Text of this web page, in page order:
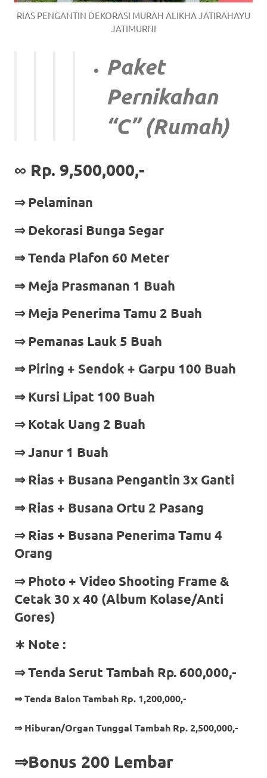
RIAS PENGANTIN DEKORASI MURAH ALIKHA JATIRAHAYU
JATIMURNI
Paket
Pernikahan
“C” (Rumah)
∞ Rp. 9,500,000,-
⇒ Pelaminan
⇒ Dekorasi Bunga Segar
⇒ Tenda Plafon 60 Meter
⇒ Meja Prasmanan 1 Buah
⇒ Meja Penerima Tamu 2 Buah
⇒ Pemanas Lauk 5 Buah
⇒ Piring + Sendok + Garpu 100 Buah
⇒ Kursi Lipat 100 Buah
⇒ Kotak Uang 2 Buah
⇒ Janur 1 Buah
⇒ Rias + Busana Pengantin 3x Ganti
⇒ Rias + Busana Ortu 2 Pasang
⇒ Rias + Busana Penerima Tamu 4
Orang
⇒Photo + Video Shooting Frame &
Cetak 30 x 40 (Album Kolase/Anti
Gores)
∗ Note :
⇒ Tenda Serut Tambah Rp. 600,000,-
⇒ Tenda Balon Tambah Rp. 1,200,000,-
⇒ Hiburan/Organ Tunggal Tambah Rp. 2,500,000,-
⇒Bonus 200 Lembar